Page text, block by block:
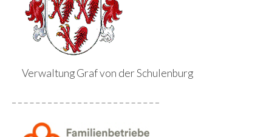
Verwaltung Graf von der Schulenburg